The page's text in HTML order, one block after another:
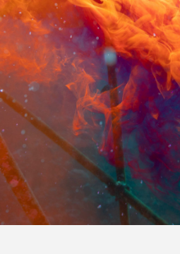
>>全国の取り扱い店舗